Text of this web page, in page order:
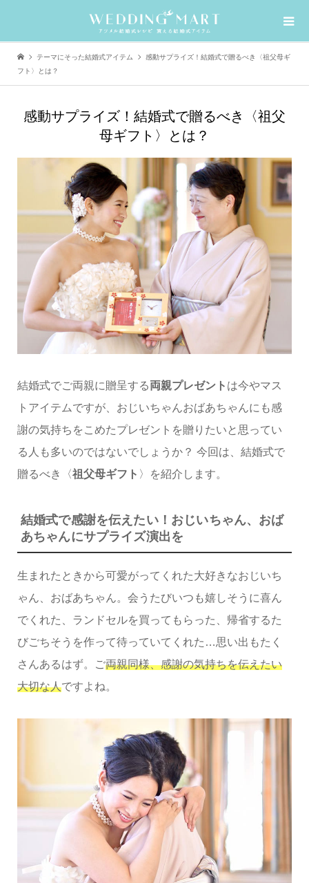
テーマにそった結婚式アイテム
感動サプライズ！結婚式で贈るべき〈祖父母ギ
フト〉とは？
感動サプライズ！結婚式で贈るべき〈祖父
母ギフト〉とは？
結婚式でご両親に贈呈する両親プレゼント は今やマス
トアイテムですが、おじいちゃんおばあちゃんにも感
謝の気持ちをこめたプレゼントを贈りたいと思ってい
る人も多いのではないでしょうか？ 今回は、結婚式で
贈るべき〈祖父母ギフト 〉を紹介します。
結婚式で感謝を伝えたい！おじいちゃん、おば
あちゃんにサプライズ演出を
生まれたときから可愛がってくれた大好きなおじいち
ゃん、おばあちゃん。会うたびいつも嬉しそうに喜ん
でくれた、ランドセルを買ってもらった、帰省するた
びごちそうを作って待っていてくれた…思い出もたく
さんあるはず。ご両親同様、感謝の気持ちを伝えたい
大切な人ですよね。